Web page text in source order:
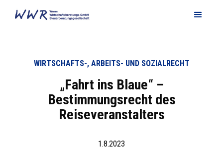
WIRTSCHAFTS-, ARBEITS- UND SOZIALRECHT
„Fahrt ins Blaue“ –
Bestimmungsrecht des
Reiseveranstalters
1.8.2023